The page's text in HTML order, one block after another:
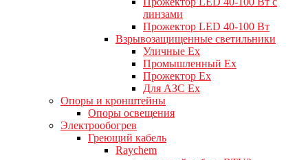
линзами
Прожектор LED 40-100 Вт
Взрывозащищенные светильники
Уличные Ex
Промышленный Ex
Прожектор Ex
Для АЗС Ex
Опоры и кронштейны
Опоры освещения
Электрообогрев
Греющий кабель
Raychem